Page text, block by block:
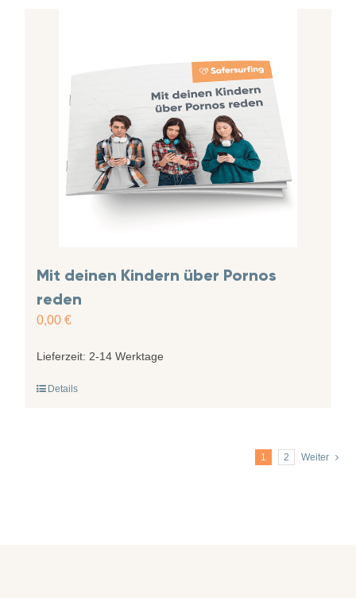
Mit deinen Kindern über Pornos
reden
0,00 €
Lieferzeit: 2-14 Werktage
Details
1 2 Weiter